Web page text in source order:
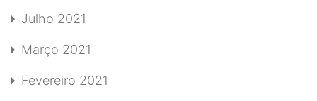
Julho 2021
Março 2021
Fevereiro 2021